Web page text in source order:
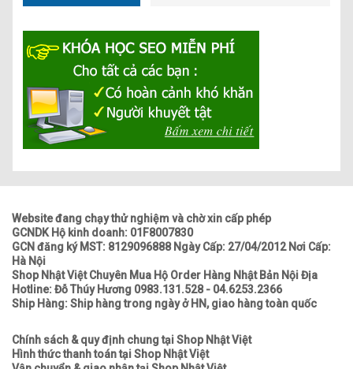
Website đang chạy thử nghiệm và chờ xin cấp phép
GCNDK Hộ kinh doanh: 01F8007830
GCN đăng ký MST: 8129096888 Ngày Cấp: 27/04/2012 Nơi Cấp:
Hà Nội
Shop Nhật Việt Chuyên Mua Hộ Order Hàng Nhật Bản Nội Địa
Hotline: Đỗ Thúy Hương 0983.131.528 - 04.6253.2366
Ship Hàng: Ship hàng trong ngày ở HN, giao hàng toàn quốc
Chính sách & quy định chung tại Shop Nhật Việt
Hình thức thanh toán tại Shop Nhật Việt